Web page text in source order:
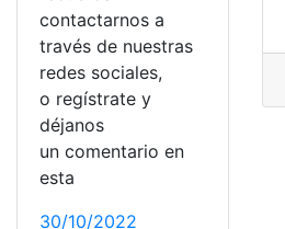
contactarnos a
través de nuestras
redes sociales,
o regístrate y
déjanos
un comentario en
esta
30/10/2022